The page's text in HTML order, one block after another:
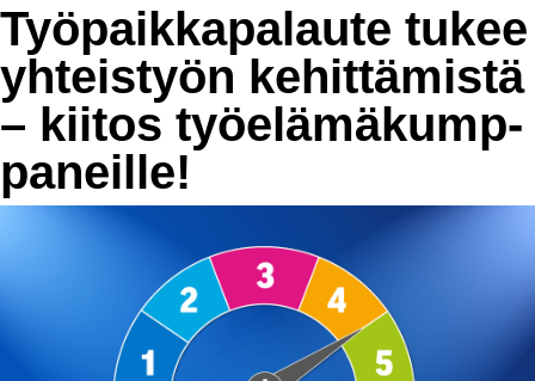
Työpaik­ka­pa­laute tukee
yhteistyön kehittämistä
– kiitos työelä­mä­kump­
pa­neille!